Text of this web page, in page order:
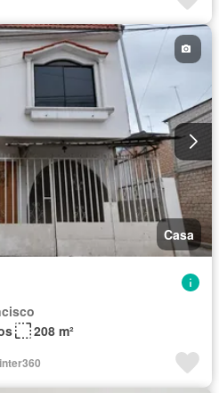
Casa
208 m²